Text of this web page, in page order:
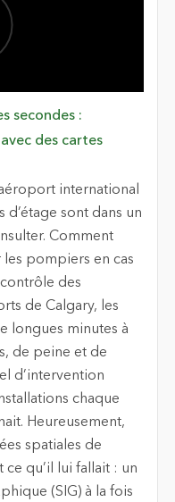
secondes :
des cartes
international
d’étage sont dans un
Comment
pompiers en cas
des
de Calgary, les
longues minutes à
de peine et de
d’intervention
chaque
Heureusement,
spatiales de
ce qu’il lui fallait : un
(SIG) à la fois